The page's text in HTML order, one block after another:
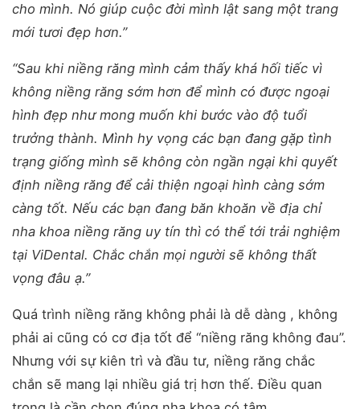
cho mình. Nó giúp cuộc đời mình lật sang một trang
mới tươi đẹp hơn.”
“Sau khi niềng răng mình cảm thấy khá hối tiếc vì
không niềng răng sớm hơn để mình có được ngoại
hình đẹp như mong muốn khi bước vào độ tuổi
trưởng thành. Mình hy vọng các bạn đang gặp tình
trạng giống mình sẽ không còn ngần ngại khi quyết
định niềng răng để cải thiện ngoại hình càng sớm
càng tốt. Nếu các bạn đang băn khoăn về địa chỉ
nha khoa niềng răng uy tín thì có thể tới trải nghiệm
tại ViDental. Chắc chắn mọi người sẽ không thất
vọng đâu ạ.”
Quá trình niềng răng không phải là dễ dàng , không
phải ai cũng có cơ địa tốt để “niềng răng không đau”.
Nhưng với sự kiên trì và đầu tư, niềng răng chắc
chắn sẽ mang lại nhiều giá trị hơn thế. Điều quan